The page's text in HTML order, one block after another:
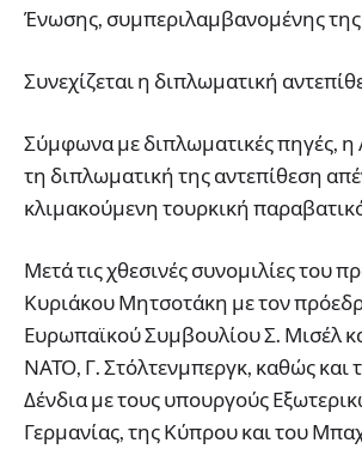
Ένωσης, συμπεριλαμβανομένης της
Συνεχίζεται η διπλωματική
Σύμφωνα με διπλωματικές πηγές, η
τη διπλωματική της αντεπίθεση
κλιμακούμενη τουρκική
Μετά τις χθεσινές συνομιλίες του
Κυριάκου Μητσοτάκη με τον
Ευρωπαϊκού Συμβουλίου Σ. Μισέλ
ΝΑΤΟ, Γ. Στόλτενμπεργκ, καθώς και
Δένδια με τους υπουργούς
Γερμανίας, της Κύπρου και του